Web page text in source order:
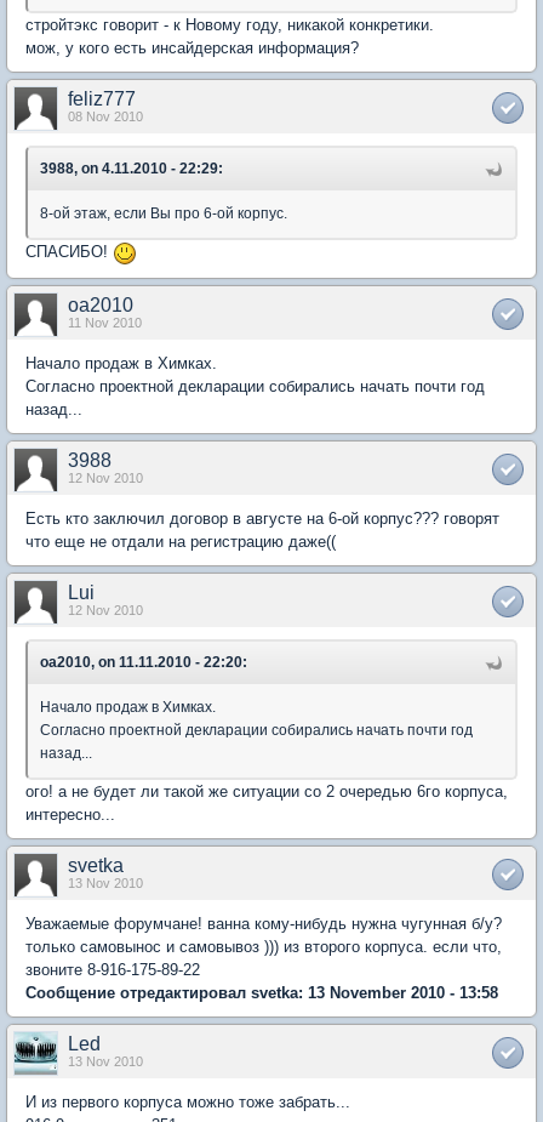
стройтэкс говорит - к Новому году, никакой конкретики.
мож, у кого есть инсайдерская информация?
feliz777
08 Nov 2010
3988, on 4.11.2010 - 22:29:
8-ой этаж, если Вы про 6-ой корпус.
СПАСИБО!
oa2010
11 Nov 2010
Начало продаж в Химках.
Согласно проектной декларации собирались начать почти год
назад...
3988
12 Nov 2010
Есть кто заключил договор в августе на 6-ой корпус??? говорят
что еще не отдали на регистрацию даже((
Lui
12 Nov 2010
oa2010, on 11.11.2010 - 22:20:
Начало продаж в Химках.
Согласно проектной декларации собирались начать почти год
назад...
ого! а не будет ли такой же ситуации со 2 очередью 6го корпуса,
интересно...
svetka
13 Nov 2010
Уважаемые форумчане! ванна кому-нибудь нужна чугунная б/у?
только самовынос и самовывоз ))) из второго корпуса. если что,
звоните 8-916-175-89-22
Сообщение отредактировал svetka: 13 November 2010 - 13:58
Led
13 Nov 2010
И из первого корпуса можно тоже забрать...